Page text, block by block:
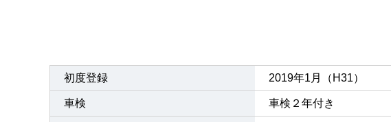
初度登録 2019年1月（H31）
車検 車検２年付き